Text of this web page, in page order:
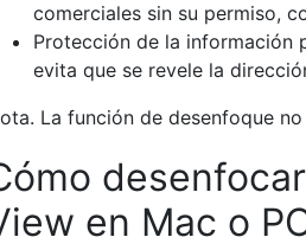
comerciales sin su permiso,
Protección de la información
evita que se revele la
La función de desenfoque
en Mac o